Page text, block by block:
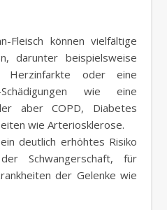
Fleisch können vielfältige
darunter beispielsweise
Herzinfarkte oder eine
Schädigungen wie eine
aber COPD, Diabetes
wie Arteriosklerose.
deutlich erhöhtes Risiko
Schwangerschaft, für
der Gelenke wie